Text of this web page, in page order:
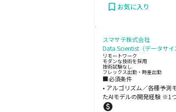
お気に入り
スマサテ株式会社
Data Scientist（データサイ
リモートワーク
モダンな技術を採用
技術試験なし
フレックス出勤・時差出勤
■必須条件
• アルゴリズム／各種予測
たAIモデルの開発経験 ※1